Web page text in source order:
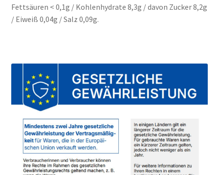
Fettsäuren < 0,1g / Kohlenhydrate 8,3g / davon Zucker 8,2g
/ Eiweiß 0,04g / Salz 0,09g.